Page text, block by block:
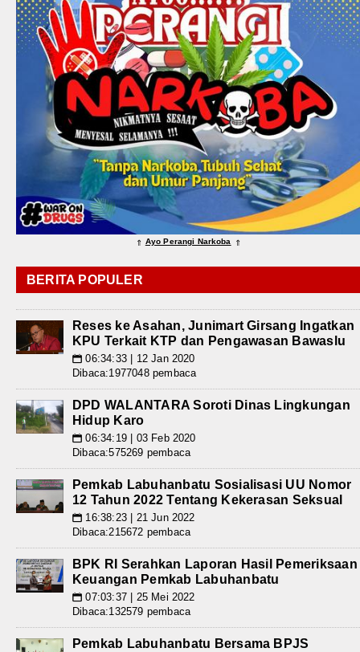
⇑ Ayo Perangi Narkoba ⇑
BERITA POPULER
Reses ke Asahan, Junimart Girsang Ingatkan
KPU Terkait KTP dan Pengawasan Bawaslu
📅 06:34:33 | 12 Jan 2020
Dibaca:1977048 pembaca
DPD WALANTARA Soroti Dinas Lingkungan
Hidup Karo
📅 06:34:19 | 03 Feb 2020
Dibaca:575269 pembaca
Pemkab Labuhanbatu Sosialisasi UU Nomor
12 Tahun 2022 Tentang Kekerasan Seksual
📅 16:38:23 | 21 Jun 2022
Dibaca:215672 pembaca
BPK RI Serahkan Laporan Hasil Pemeriksaan
Keuangan Pemkab Labuhanbatu
📅 07:03:37 | 25 Mei 2022
Dibaca:132579 pembaca
Pemkab Labuhanbatu Bersama BPJS